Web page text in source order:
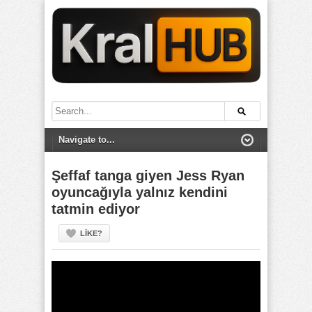
Şeffaf tanga giyen Jess Ryan
oyuncağıyla yalnız kendini
tatmin ediyor
LIKE?